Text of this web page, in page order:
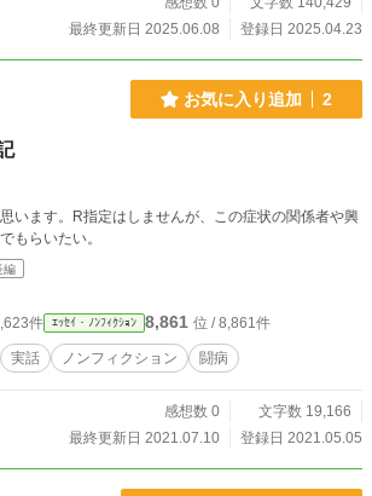
最終更新日 2025.06.08
登録日 2025.04.23
お気に入り追加 2
います。R指定はしませんが、この症状の関係者や興
もらいたい。
編
件 ｴｯｾｲ・ﾉﾝﾌｨｸｼｮﾝ 8,861 位 / 8,861件
実話 ノンフィクション 闘病
感想数 0
文字数 19,166
最終更新日 2021.07.10
登録日 2021.05.05